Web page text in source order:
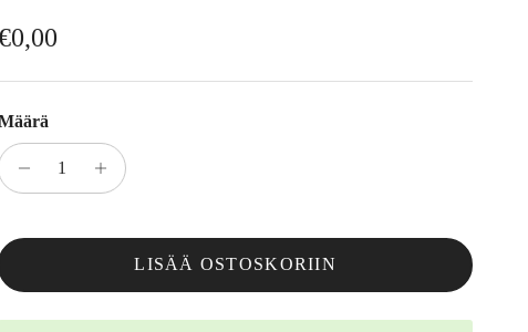
LISÄÄ OSTOSKORIIN